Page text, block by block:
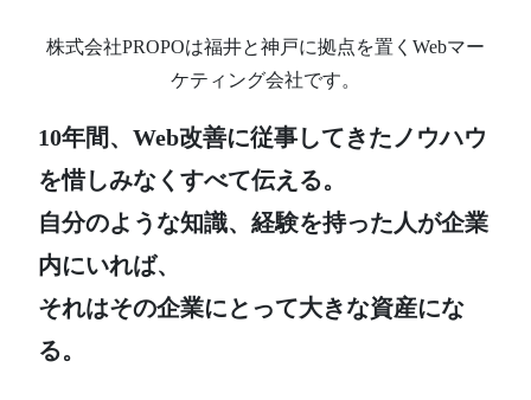
株式会社PROPOは福井と神戸に拠点を置くWebマー
ケティング会社です。
10年間、Web改善に従事してきたノウハウ
を惜しみなくすべて伝える。
自分のような知識、経験を持った人が企業
内にいれば、
それはその企業にとって大きな資産にな
る。